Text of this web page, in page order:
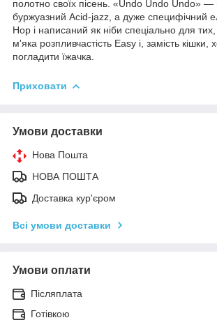
полотно своїх пісень. «Undo Undo Undo» —
буржуазний Acid-jazz, а дуже специфічний
Hop і написаний як ніби спеціально для
м'яка розпливчастість Easy і, замість кішки,
погладити їжачка.
Приховати
Умови доставки
Нова Пошта
НОВА ПОШТА
Доставка кур'єром
Всі умови доставки
Умови оплати
Післяплата
Готівкою